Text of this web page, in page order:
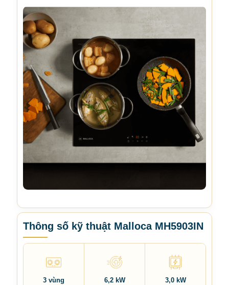
Thông số kỹ thuật Malloca MH5903IN
3 vùng 6,2 kW 3,0 kW